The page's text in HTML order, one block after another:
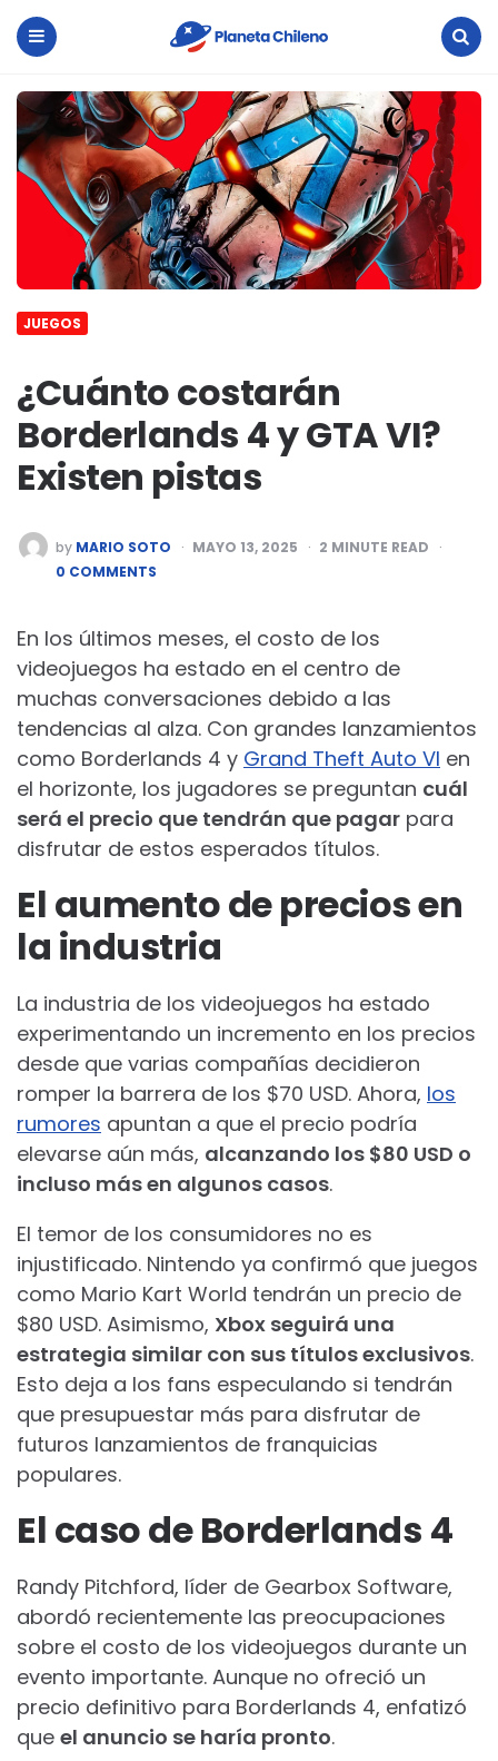
Planeta
Chileno
JUEGOS
¿Cuánto costarán
Borderlands 4 y GTA VI?
Existen pistas
POSTED
BY
by MARIO SOTO MAYO 13, 2025 2 MINUTE READ
0 COMMENTS
En los últimos meses, el costo de los
videojuegos ha estado en el centro de
muchas conversaciones debido a las
tendencias al alza. Con grandes lanzamientos
como Borderlands 4 y Grand Theft Auto VI en
el horizonte, los jugadores se preguntan cuál
será el precio que tendrán que pagar para
disfrutar de estos esperados títulos.
El aumento de precios en
la industria
La industria de los videojuegos ha estado
experimentando un incremento en los precios
desde que varias compañías decidieron
romper la barrera de los $70 USD. Ahora, los
rumores apuntan a que el precio podría
elevarse aún más, alcanzando los $80 USD o
incluso más en algunos casos.
El temor de los consumidores no es
injustificado. Nintendo ya confirmó que juegos
como Mario Kart World tendrán un precio de
$80 USD. Asimismo, Xbox seguirá una
estrategia similar con sus títulos exclusivos.
Esto deja a los fans especulando si tendrán
que presupuestar más para disfrutar de
futuros lanzamientos de franquicias
populares.
El caso de Borderlands 4
Randy Pitchford, líder de Gearbox Software,
abordó recientemente las preocupaciones
sobre el costo de los videojuegos durante un
evento importante. Aunque no ofreció un
precio definitivo para Borderlands 4, enfatizó
que el anuncio se haría pronto.